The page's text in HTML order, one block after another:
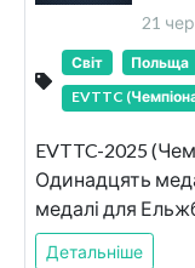
21
Світ
Польща
EVTTC
EVTTC-2025
Одинадцять
медалі для
Детальніше